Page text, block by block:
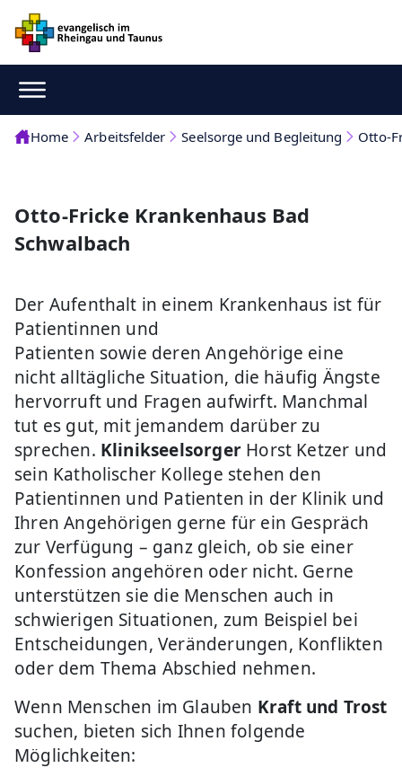
Home Arbeitsfelder Seelsorge und Begleitung Otto-
Otto-Fricke Krankenhaus Bad
Schwalbach
Der Aufenthalt in einem Krankenhaus ist für
Patientinnen und
Patienten sowie deren Angehörige eine
nicht alltägliche Situation, die häufig Ängste
hervorruft und Fragen aufwirft. Manchmal
tut es gut, mit jemandem darüber zu
sprechen. Klinikseelsorger Horst Ketzer und
sein Katholischer Kollege stehen den
Patientinnen und Patienten in der Klinik und
Ihren Angehörigen gerne für ein Gespräch
zur Verfügung – ganz gleich, ob sie einer
Konfession angehören oder nicht. Gerne
unterstützen sie die Menschen auch in
schwierigen Situationen, zum Beispiel bei
Entscheidungen, Veränderungen, Konflikten
oder dem Thema Abschied nehmen.
Wenn Menschen im Glauben Kraft und Trost
suchen, bieten sich Ihnen folgende
Möglichkeiten: